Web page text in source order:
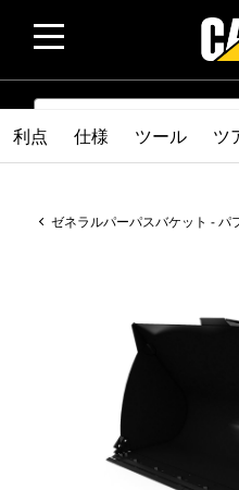
SEARCH
ゼネラルパーパスバケット - パ
利点 仕様 ツール ツ